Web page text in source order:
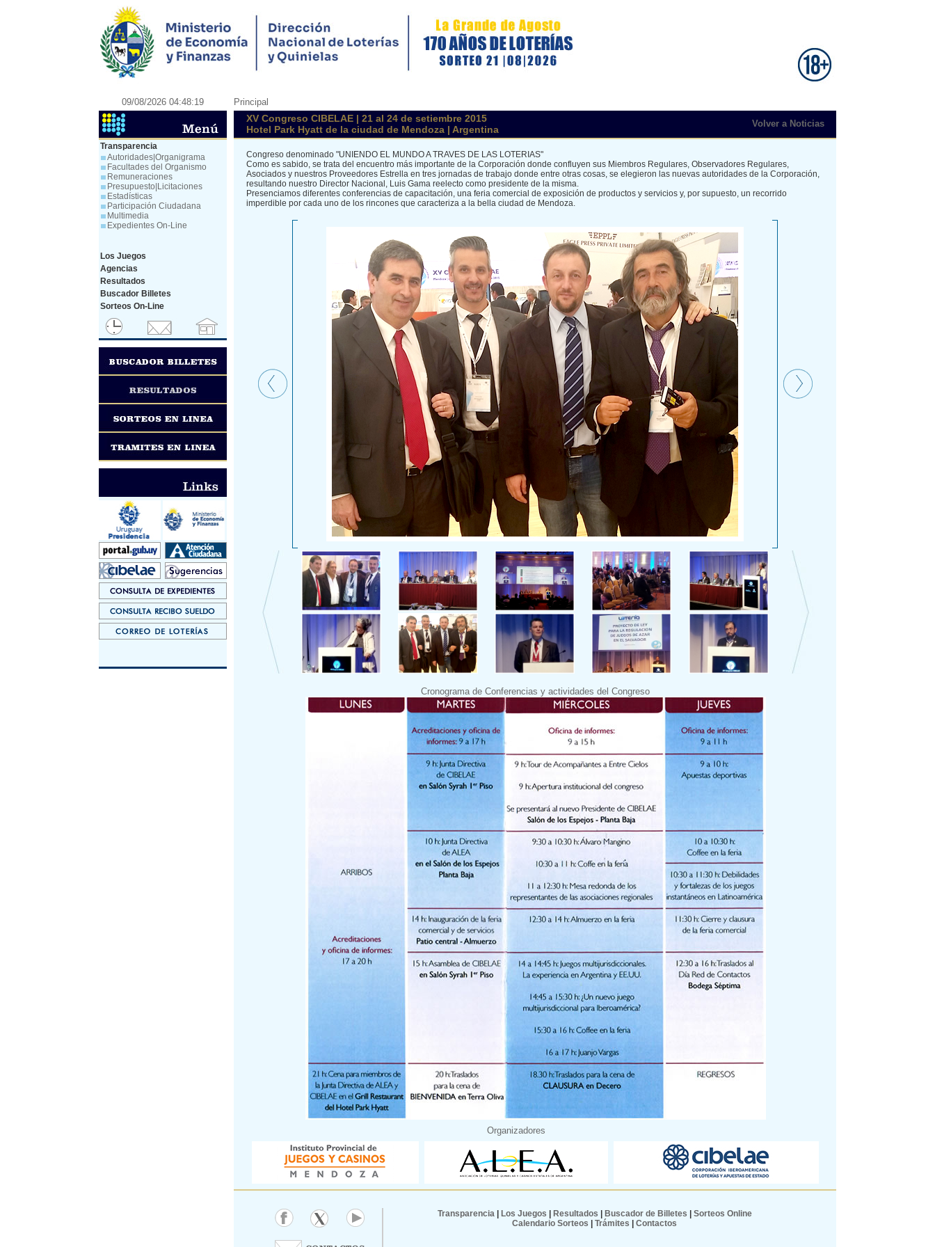
09/08/2026 04:48:19 Principal
Transparencia
Autoridades|Organigrama
Facultades del Organismo
Remuneraciones
Presupuesto|Licitaciones
Estadísticas
Participación Ciudadana
Multimedia
Expedientes On-Line
Los Juegos
Agencias
Resultados
Buscador Billetes
Sorteos On-Line
XV Congreso CIBELAE | 21 al 24 de setiembre 2015
Hotel Park Hyatt de la ciudad de Mendoza | Argentina
Volver a Noticias
Congreso denominado "UNIENDO EL MUNDO A TRAVES DE LAS LOTERIAS"
Como es sabido, se trata del encuentro más importante de la Corporación donde confluyen sus Miembros Regulares, Observadores Regulares,
Asociados y nuestros Proveedores Estrella en tres jornadas de trabajo donde entre otras cosas, se elegieron las nuevas autoridades de la Corporación,
resultando nuestro Director Nacional, Luis Gama reelecto como presidente de la misma.
Presenciamos diferentes conferencias de capacitación, una feria comercial de exposición de productos y servicios y, por supuesto, un recorrido
imperdible por cada uno de los rincones que caracteriza a la bella ciudad de Mendoza.
Cronograma de Conferencias y actividades del Congreso
Organizadores
Transparencia| Los Juegos Resultados Buscador de Billetes
Sorteos Online
Calendario Sorteos
Trámites Contactos